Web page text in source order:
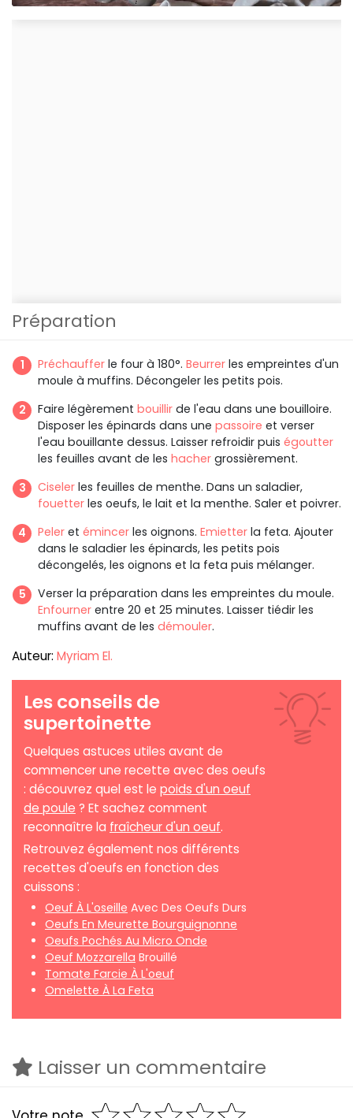
Préparation
Préchauffer le four à 180°. Beurrer les empreintes d'un
moule à muffins. Décongeler les petits pois.
Faire légèrement bouillir de l'eau dans une bouilloire.
Disposer les épinards dans une passoire et verser
l'eau bouillante dessus. Laisser refroidir puis égoutter
les feuilles avant de les hacher grossièrement.
Ciseler les feuilles de menthe. Dans un saladier,
fouetter les oeufs, le lait et la menthe. Saler et poivrer.
Peler et émincer les oignons. Emietter la feta. Ajouter
dans le saladier les épinards, les petits pois
décongelés, les oignons et la feta puis mélanger.
Verser la préparation dans les empreintes du moule.
Enfourner entre 20 et 25 minutes. Laisser tiédir les
muffins avant de les démouler.
Auteur: Myriam El.
Les conseils de
supertoinette
Quelques astuces utiles avant de
commencer une recette avec des oeufs
: découvrez quel est le poids d'un oeuf
de poule ? Et sachez comment
reconnaître la fraîcheur d'un oeuf.
Retrouvez également nos différents
recettes d'oeufs en fonction des
cuissons :
Oeuf À L'oseille Avec Des Oeufs Durs
Oeufs En Meurette Bourguignonne
Oeufs Pochés Au Micro Onde
Oeuf Mozzarella Brouillé
Tomate Farcie À L'oeuf
Omelette À La Feta
Laisser un commentaire